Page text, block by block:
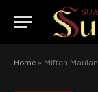
Home » Miftah Maulana